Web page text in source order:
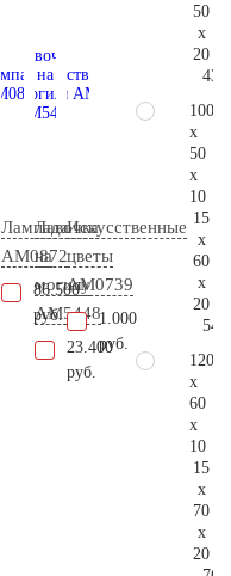
Лампада
AM0872
86.500
руб.
Лавочка
на
могилу
AM5448
23.400
руб.
Искусственные
цветы
AM0739
1.000
руб.
50
x
20
100
x
50
x
10
15
x
60
x
20
120
x
60
x
10
15
x
70
x
20